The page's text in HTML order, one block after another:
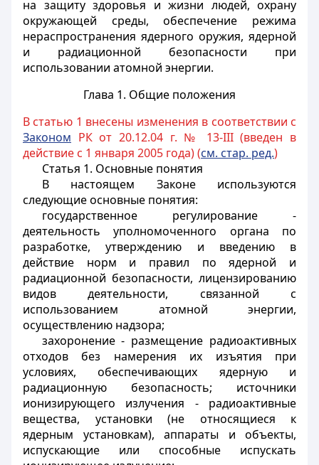
на защиту здоровья и жизни людей, охрану
окружающей среды, обеспечение режима
нераспространения ядерного оружия, ядерной
и радиационной безопасности при
использовании атомной энергии.
Глава 1. Общие положения
В статью 1 внесены изменения в соответствии с
Законом РК от 20.12.04 г. № 13-III (введен в
действие с 1 января 2005 года) (см. стар. ред.)
Статья 1. Основные понятия
В настоящем Законе используются
следующие основные понятия:
государственное регулирование -
деятельность уполномоченного органа по
разработке, утверждению и введению в
действие норм и правил по ядерной и
радиационной безопасности, лицензированию
видов деятельности, связанной с
использованием атомной энергии,
осуществлению надзора;
захоронение - размещение радиоактивных
отходов без намерения их изъятия при
условиях, обеспечивающих ядерную и
радиационную безопасность; источники
ионизирующего излучения - радиоактивные
вещества, установки (не относящиеся к
ядерным установкам), аппараты и объекты,
испускающие или способные испускать